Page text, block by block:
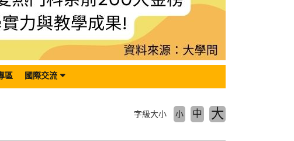
區 國際交流
字級大小 小 中 大